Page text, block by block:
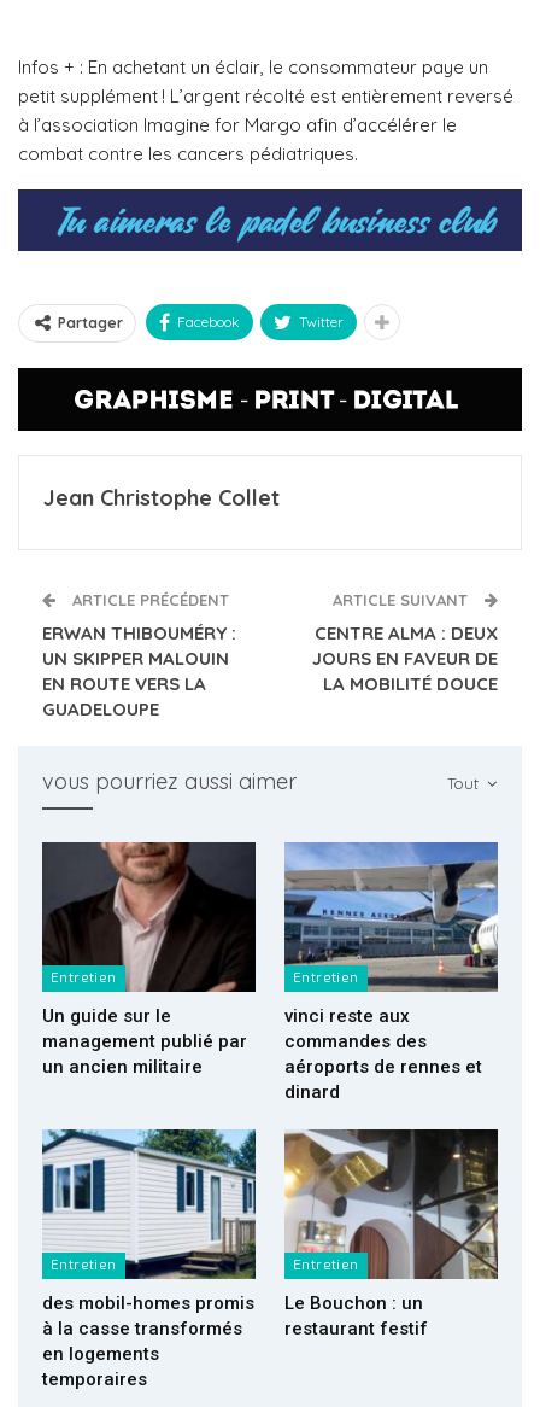
Infos + : En achetant un éclair, le consommateur paye un
petit supplément ! L’argent récolté est entièrement reversé
à l’association Imagine for Margo afin d’accélérer le
combat contre les cancers pédiatriques.
Partager Facebook Twitter
Jean Christophe Collet
ARTICLE PRÉCÉDENT
ERWAN THIBOUMÉRY :
UN SKIPPER MALOUIN
EN ROUTE VERS LA
GUADELOUPE
ARTICLE SUIVANT
CENTRE ALMA : DEUX
JOURS EN FAVEUR DE
LA MOBILITÉ DOUCE
Tout
vous pourriez aussi aimer
Entretien
Un guide sur le
management publié par
un ancien militaire
Entretien
vinci reste aux
commandes des
aéroports de rennes et
dinard
Entretien
des mobil-homes promis
à la casse transformés
en logements
temporaires
Entretien
Le Bouchon : un
restaurant festif